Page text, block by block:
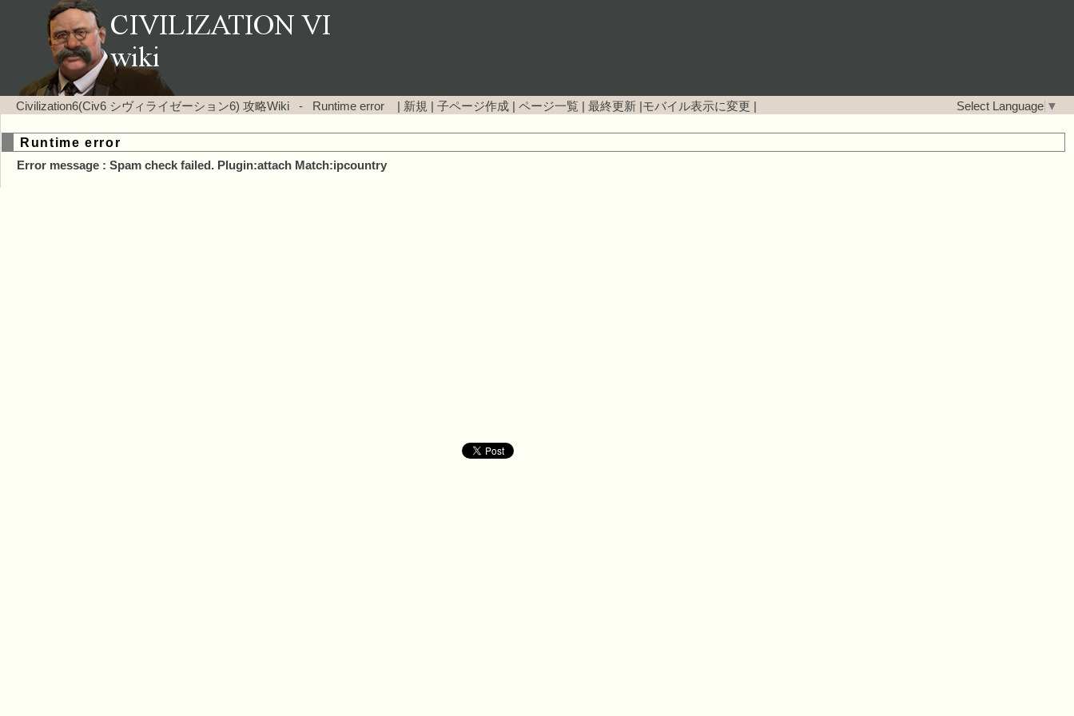
Civilization6(Civ6 シヴィライゼーション6) 攻略Wiki - Runtime error | 新規 子ページ作成 ページ一覧 最終更新 モバイル表示に変更 Select Language ▼
Runtime error
Error message : Spam check failed. Plugin:attach Match:ipcountry